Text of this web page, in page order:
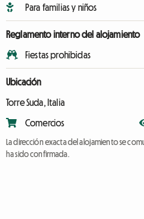
Para familias y niños
Reglamento interno del alojamiento
Fiestas prohibidas
Ubicación
Torre Suda, Italia
Comercios
La dirección exacta del alojamiento se
ha sido confirmada.